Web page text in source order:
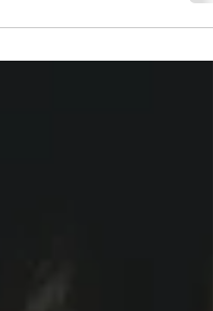
intime...